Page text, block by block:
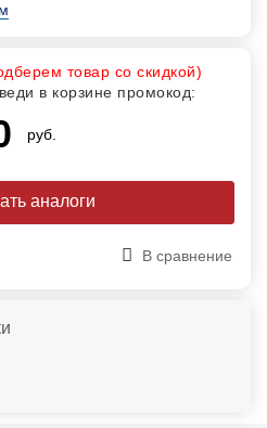
товар со скидкой)
в корзине промокод:
руб.
аналоги
В сравнение